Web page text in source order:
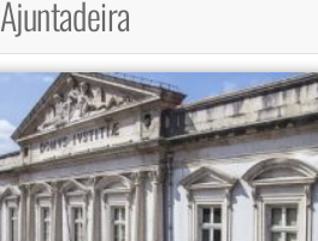
Ajuntadeira